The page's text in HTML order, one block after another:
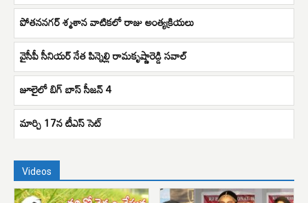
పోతననగర్ శ్మశాన వాటికలో రాజు అంత్యక్రియలు
వైసీపీ సీనియర్ నేత పిన్నెల్లి రామకృష్ణారెడ్డి సవాల్
జూలైలో బిగ్ బాస్ సీజన్ 4
మార్చి 17న టీఎస్ సెట్
Videos